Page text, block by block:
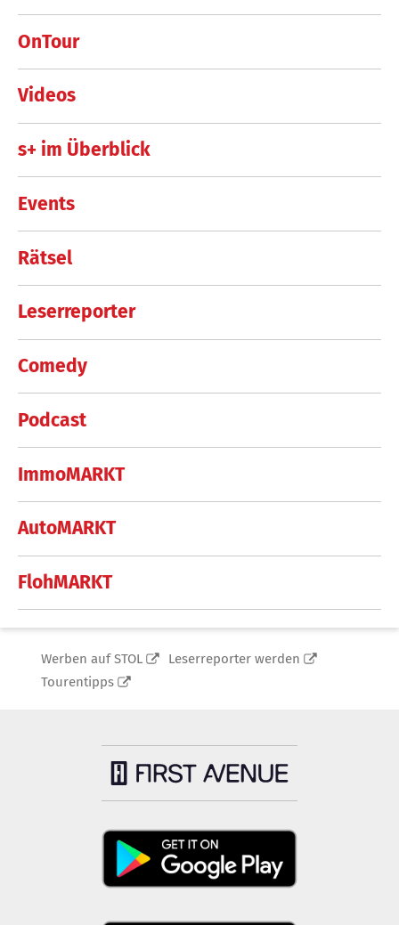
OnTour
Videos
s+ im Überblick
Events
Rätsel
Leserreporter
Comedy
Podcast
ImmoMARKT
AutoMARKT
FlohMARKT
Werben auf STOL
Leserreporter werden
Tourentipps